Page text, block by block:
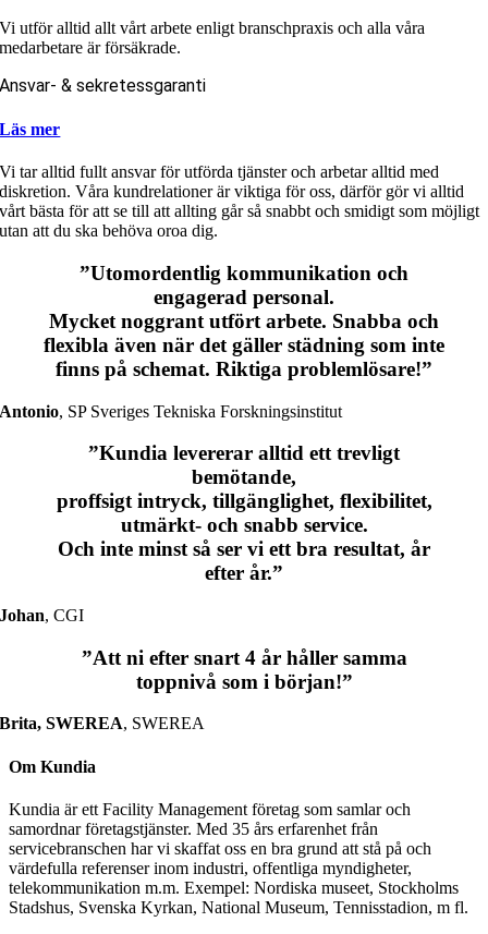
Vi utför alltid allt vårt arbete enligt branschpraxis och alla våra
medarbetare är försäkrade.
Ansvar- & sekretessgaranti
Läs mer
Vi tar alltid fullt ansvar för utförda tjänster och arbetar alltid med
diskretion. Våra kundrelationer är viktiga för oss, därför gör vi alltid
vårt bästa för att se till att allting går så snabbt och smidigt som möjligt
utan att du ska behöva oroa dig.
”Utomordentlig kommunikation och
engagerad personal.
Mycket noggrant utfört arbete. Snabba och
flexibla även när det gäller städning som inte
finns på schemat. Riktiga problemlösare!”
Antonio, SP Sveriges Tekniska Forskningsinstitut
”Kundia levererar alltid ett trevligt
bemötande,
proffsigt intryck, tillgänglighet, flexibilitet,
utmärkt- och snabb service.
Och inte minst så ser vi ett bra resultat, år
efter år.”
Johan,CGI
”Att ni efter snart 4 år håller samma
toppnivå som i början!”
Brita, SWEREA, SWEREA
Om Kundia
Kundia är ett Facility Management företag som samlar och
samordnar företagstjänster. Med 35 års erfarenhet från
servicebranschen har vi skaffat oss en bra grund att stå på och
värdefulla referenser inom industri, offentliga myndigheter,
telekommunikation m.m. Exempel: Nordiska museet, Stockholms
Stadshus, Svenska Kyrkan, National Museum, Tennisstadion, m fl.